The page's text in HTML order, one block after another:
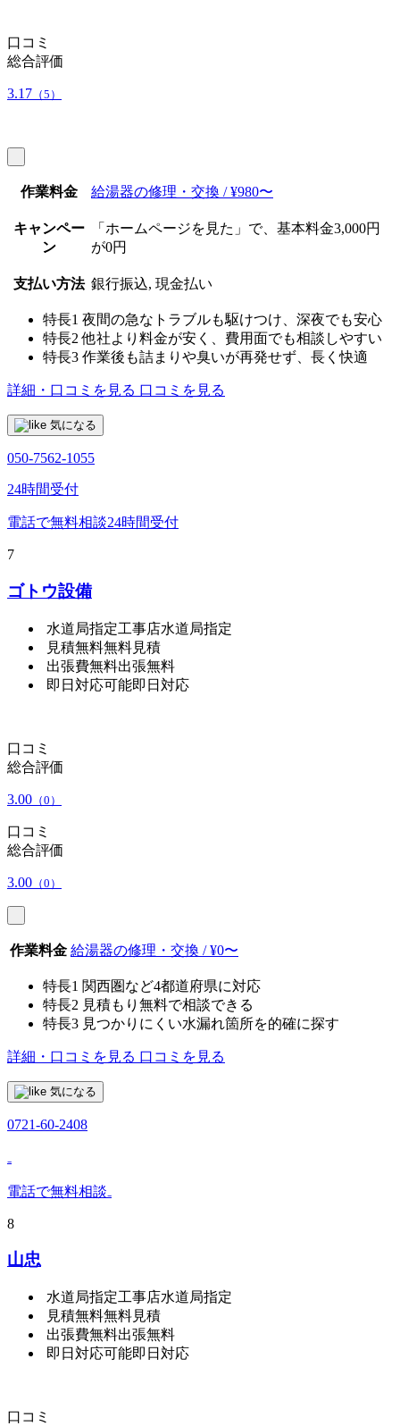
口コミ
総合評価
3.17 （5）
作業料金 給湯器の修理・交換 / ¥980〜
キャンペー
ン
「ホームページを見た」で、基本料金3,000円
が0円
支払い方法 銀行振込, 現金払い
特長1 夜間の急なトラブルも駆けつけ、深夜でも安心
特長2 他社より料金が安く、費用面でも相談しやすい
特長3 作業後も詰まりや臭いが再発せず、長く快適
詳細・口コミを見る 口コミを見る
気になる
050-7562-1055
24時間受付
電話で無料相談24時間受付
7
ゴトウ設備
水道局指定工事店水道局指定
見積無料無料見積
出張費無料出張無料
即日対応可能即日対応
口コミ
総合評価
3.00 （0）
口コミ
総合評価
3.00 （0）
作業料金 給湯器の修理・交換 / ¥0〜
特長1 関西圏など4都道府県に対応
特長2 見積もり無料で相談できる
特長3 見つかりにくい水漏れ箇所を的確に探す
詳細・口コミを見る 口コミを見る
気になる
0721-60-2408
電話で無料相談
8
山忠
水道局指定工事店水道局指定
見積無料無料見積
出張費無料出張無料
即日対応可能即日対応
口コミ